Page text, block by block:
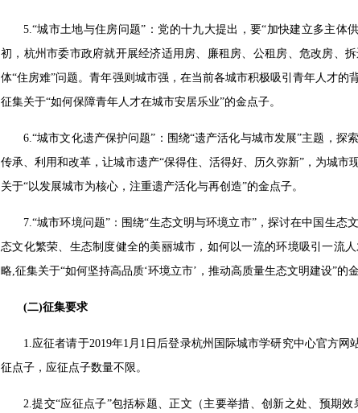
5.“城市土地与住房问题”：党的十九大提出，要“加快建立多主
初，杭州市委市政府就开展经济适用房、廉租房、公租房、危改房、
体“住房难”问题。青年强则城市强，在当前各城市积极吸引青年人才
征集关于“如何保障青年人才在城市安居乐业”的金点子。
6.“城市文化遗产保护问题”：围绕“遗产活化与城市发展”主题，探
传承、利用和改革，让城市遗产“保得住、活得好、历久弥新”，为城
关于“以发展城市为核心，注重遗产活化与再创造”的金点子。
7.“城市环境问题”：围绕“生态文明与环境立市”，探讨在中国生
态文化繁荣、生态制度健全的美丽城市，如何以一流的环境吸引一流
略,征集关于“如何坚持高品质‘环境立市’，推动高质量生态文明建设”的金
(二)征集要求
1.应征者请于2019年1月1日后登录杭州国际城市学研究中心官方
征点子，应征点子数量不限。
2.提交“应征点子”包括标题、正文（主要举措、创新之处、预期